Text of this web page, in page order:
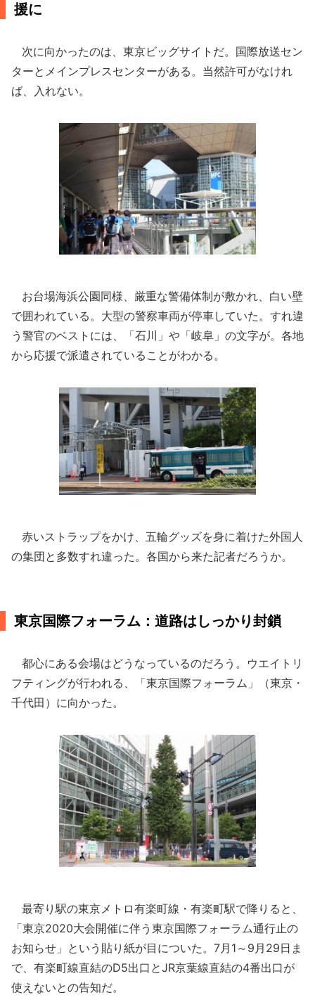
援に
次に向かったのは、東京ビッグサイトだ。国際放送セン
ターとメインプレスセンターがある。当然許可がなけれ
ば、入れない。
お台場海浜公園同様、厳重な警備体制が敷かれ、白い壁
で囲われている。大型の警察車両が停車していた。すれ違
う警官のベストには、「石川」や「岐阜」の文字が。各地
から応援で派遣されていることがわかる。
赤いストラップをかけ、五輪グッズを身に着けた外国人
の集団と多数すれ違った。各国から来た記者だろうか。
東京国際フォーラム：道路はしっかり封鎖
都心にある会場はどうなっているのだろう。ウエイトリ
フティングが行われる、「東京国際フォーラム」（東京・
千代田）に向かった。
最寄り駅の東京メトロ有楽町線・有楽町駅で降りると、
「東京2020大会開催に伴う東京国際フォーラム通行止の
お知らせ」という貼り紙が目についた。7月1～9月29日ま
で、有楽町線直結のD5出口とJR京葉線直結の4番出口が
使えないとの告知だ。